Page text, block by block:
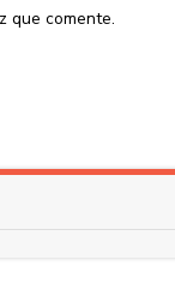
que comente.